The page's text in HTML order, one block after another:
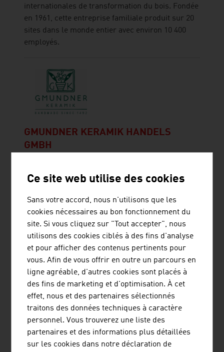
internationales de transformation du bois. Fondée
en 1961, cette entreprise familiale produit sur 20
sites dans le monde entier avec environ 10 400
employés.
GMUNDNER KERAMIK HANDELS
GMBH
synonyme de la meilleure vaisselle autrichienne.
peinture en passant par le façonnage, provient
intégralement de la manufacture.
CANDOL PRODUKTIONS- UND
HANDELSGESMBH
Ce site web utilise des cookies
Sans votre accord, nous n'utilisons que les
cookies nécessaires au bon fonctionnement du
site. Si vous cliquez sur "Tout accepter", nous
utilisons des cookies ciblés à des fins d'analyse
et pour afficher des contenus pertinents pour
vous. Afin de vous offrir en outre un parcours en
ligne agréable, d'autres cookies sont placés à
des fins de marketing et d'optimisation. À cet
effet, nous et des partenaires sélectionnés
traitons des données techniques à caractère
personnel. Vous trouverez une liste des
partenaires et des informations plus détaillées
sur les cookies dans notre déclaration de